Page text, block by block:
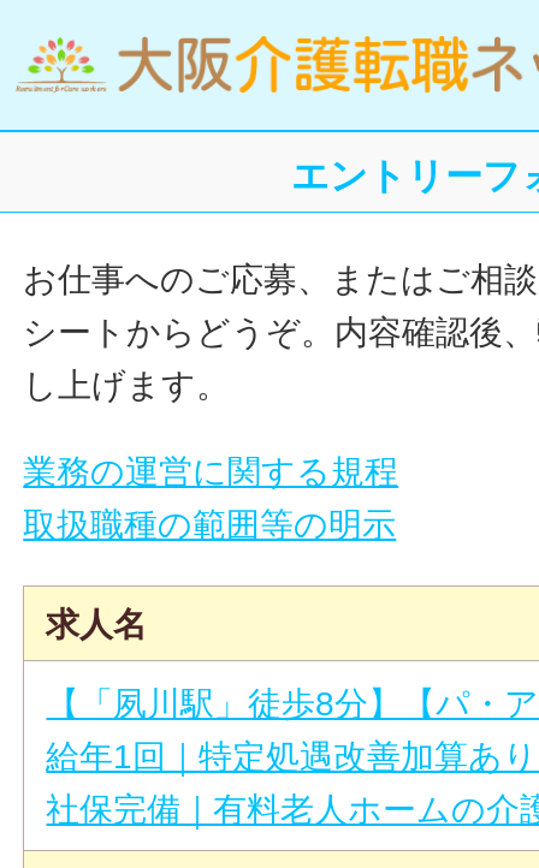
エントリーフ
お仕事へのご応募、またはご相
シートからどうぞ。内容確認後
し上げます。
業務の運営に関する規程
取扱職種の範囲等の明示
求人名
【「夙川駅」徒歩8分】【パ・
給年1回｜特定処遇改善加算あ
社保完備｜有料老人ホームの介